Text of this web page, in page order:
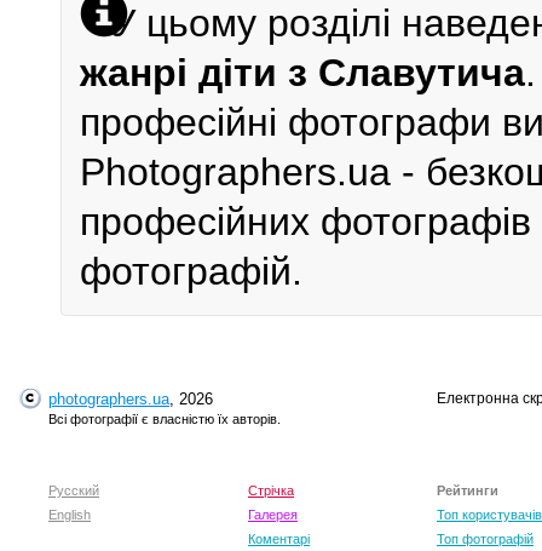
У цьому розділі
жанрі діти з Славутича
професійні фотографи
Photographers.ua -
професійних фотографів
фотографій.
photographers.ua, 2026
Всі фотографії є власністю їх авторів.
Електронна
Русский
English
Стрічка
Галерея
Коментарі
Рейтинги
Топ користувачів
Топ фотографій